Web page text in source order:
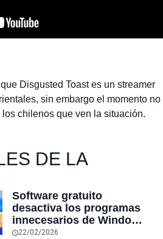
Disgusted Toast es un streamer
sin embargo el momento no
chilenos que ven la situación.
DE LA
Software gratuito
desactiva los programas
innecesarios de Windows
11 y optimiza el PC,
22/02/2026